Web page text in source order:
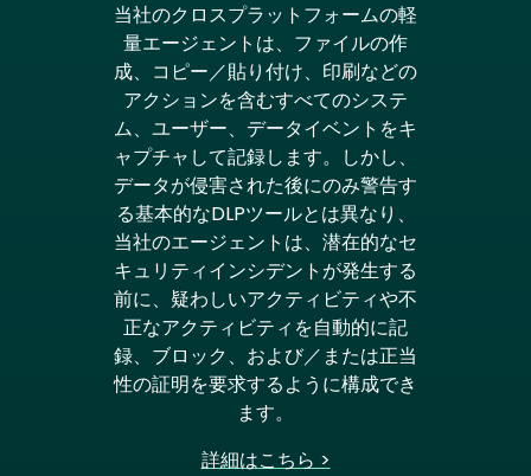
当社のクロスプラットフォームの軽
量エージェントは、ファイルの作
成、コピー／貼り付け、印刷などの
アクションを含むすべてのシステ
ム、ユーザー、データイベントをキ
ャプチャして記録します。しかし、
データが侵害された後にのみ警告す
る基本的なDLPツールとは異なり、
当社のエージェントは、潜在的なセ
キュリティインシデントが発生する
前に、疑わしいアクティビティや不
正なアクティビティを自動的に記
録、ブロック、および／または正当
性の証明を要求するように構成でき
ます。
詳細はこちら >